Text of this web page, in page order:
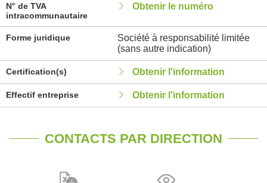
N° de TVA
intracommunautaire
Obtenir le numéro
Forme juridique
Société à responsabilité limitée
(sans autre indication)
Certification(s) Obtenir l'information
Effectif entreprise Obtenir l'information
CONTACTS PAR DIRECTION